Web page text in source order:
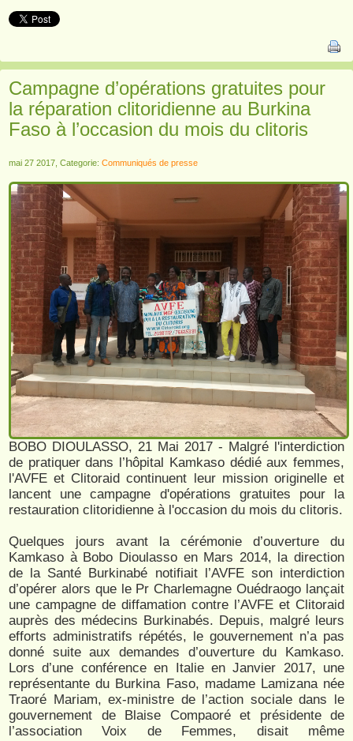
Campagne d’opérations gratuites pour
la réparation clitoridienne au Burkina
Faso à l’occasion du mois du clitoris
mai 27 2017, Categorie: Communiqués de presse
BOBO DIOULASSO, 21 Mai 2017 - Malgré l'interdiction
de pratiquer dans l’hôpital Kamkaso dédié aux femmes,
l'AVFE et Clitoraid continuent leur mission originelle et
lancent une campagne d'opérations gratuites pour la
restauration clitoridienne à l'occasion du mois du clitoris.
Quelques jours avant la cérémonie d’ouverture du
Kamkaso à Bobo Dioulasso en Mars 2014, la direction
de la Santé Burkinabé notifiait l’AVFE son interdiction
d’opérer alors que le Pr Charlemagne Ouédraogo lançait
une campagne de diffamation contre l’AVFE et Clitoraid
auprès des médecins Burkinabés. Depuis, malgré leurs
efforts administratifs répétés, le gouvernement n’a pas
donné suite aux demandes d’ouverture du Kamkaso.
Lors d’une conférence en Italie en Janvier 2017, une
représentante du Burkina Faso, madame Lamizana née
Traoré Mariam, ex-ministre de l’action sociale dans le
gouvernement de Blaise Compaoré et présidente de
l’association Voix de Femmes, disait même